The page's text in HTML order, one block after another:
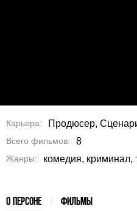
Карьера Продюсер,
Всего фильмов 8
Жанры комедия,
О ПЕРСОНЕ ФИЛЬМЫ